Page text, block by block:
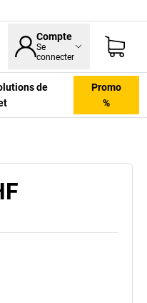
Compte
Se
connecter
de
Promo
%